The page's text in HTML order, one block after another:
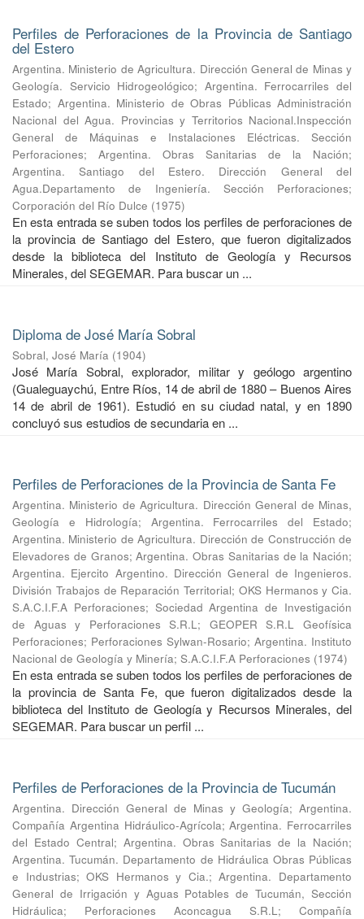
Perfiles de Perforaciones de la Provincia de Santiago
del Estero
Argentina. Ministerio de Agricultura. Dirección General de Minas y
Geología. Servicio Hidrogeológico; Argentina. Ferrocarriles del
Estado; Argentina. Ministerio de Obras Públicas Administración
Nacional del Agua. Provincias y Territorios Nacional.Inspección
General de Máquinas e Instalaciones Eléctricas. Sección
Perforaciones; Argentina. Obras Sanitarias de la Nación;
Argentina. Santiago del Estero. Dirección General del
Agua.Departamento de Ingeniería. Sección Perforaciones;
Corporación del Río Dulce (1975)
En esta entrada se suben todos los perfiles de perforaciones de
la provincia de Santiago del Estero, que fueron digitalizados
desde la biblioteca del Instituto de Geología y Recursos
Minerales, del SEGEMAR. Para buscar un ...
Diploma de José María Sobral
Sobral, José María (1904)
José María Sobral, explorador, militar y geólogo argentino
(Gualeguaychú, Entre Ríos, 14 de abril de 1880 – Buenos Aires
14 de abril de 1961). Estudió en su ciudad natal, y en 1890
concluyó sus estudios de secundaria en ...
Perfiles de Perforaciones de la Provincia de Santa Fe
Argentina. Ministerio de Agricultura. Dirección General de Minas,
Geología e Hidrología; Argentina. Ferrocarriles del Estado;
Argentina. Ministerio de Agricultura. Dirección de Construcción de
Elevadores de Granos;Argentina. Obras Sanitarias de la Nación;
Argentina. Ejercito Argentino. Dirección General de Ingenieros.
División Trabajos de Reparación Territorial; OKS Hermanos y Cia.
S.A.C.I.F.A Perforaciones; Sociedad Argentina de Investigación
de Aguas y Perforaciones S.R.L; GEOPER S.R.L Geofísica
Perforaciones; Perforaciones Sylwan-Rosario; Argentina. Instituto
Nacional de Geología y Minería; S.A.C.I.F.A Perforaciones (1974)
En esta entrada se suben todos los perfiles de perforaciones de
la provincia de Santa Fe, que fueron digitalizados desde la
biblioteca del Instituto de Geología y Recursos Minerales, del
SEGEMAR. Para buscar un perfil ...
Perfiles de Perforaciones de la Provincia de Tucumán
Argentina. Dirección General de Minas y Geología; Argentina.
Compañía Argentina Hidráulico-Agrícola;Argentina. Ferrocarriles
del Estado Central; Argentina. Obras Sanitarias de la Nación;
Argentina. Tucumán. Departamento de Hidráulica Obras Públicas
e Industrias;OKS Hermanos y Cia.;Argentina. Departamento
General de Irrigación y Aguas Potables de Tucumán, Sección
Hidráulica; Perforaciones Aconcagua S.R.L; Compañía